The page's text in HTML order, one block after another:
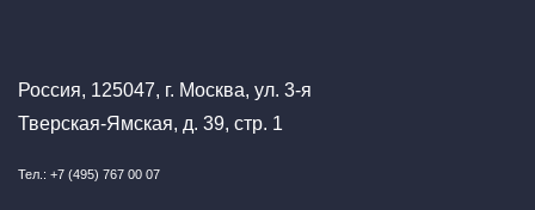
Россия, 125047, г. Москва, ул. 3-я
Тверская-Ямская, д. 39, стр. 1
Тел.: +7 (495) 767 00 07